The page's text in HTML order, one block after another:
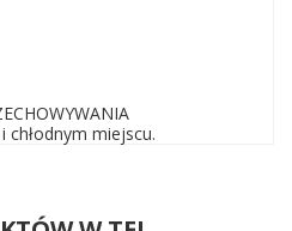
chłodnym miejscu.